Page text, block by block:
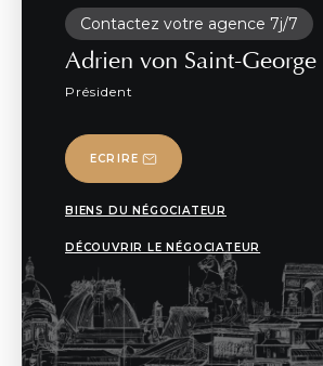
Contactez votre agence 7j/7
Adrien von Saint-George
Président
ECRIRE
BIENS DU NÉGOCIATEUR
DÉCOUVRIR LE NÉGOCIATEUR